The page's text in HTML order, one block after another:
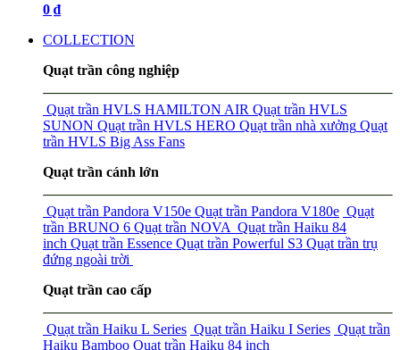
0 ₫
COLLECTION
Quạt trần công nghiệp
Quạt trần HVLS HAMILTON AIR Quạt trần HVLS
SUNON Quạt trần HVLS HERO Quạt trần nhà xưởng Quạt
trần HVLS Big Ass Fans
Quạt trần cánh lớn
Quạt trần Pandora V150e Quạt trần Pandora V180e Quạt
trần BRUNO 6 Quạt trần NOVA Quạt trần Haiku 84
inch Quạt trần Essence Quạt trần Powerful S3 Quạt trần trụ
đứng ngoài trời
Quạt trần cao cấp
Quạt trần Haiku L Series Quạt trần Haiku I Series Quạt trần
Haiku Bamboo Quạt trần Haiku 84 inch